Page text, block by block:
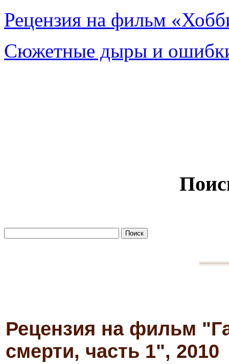
Рецензия на фильм
Сюжетные дыры и
Рецензия на фильм
смерти, часть 1", 2010